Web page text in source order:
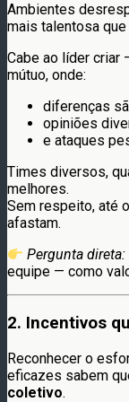
Ambientes
mais talentosa que
Cabe ao líder
mútuo, onde:
diferenças
opiniões
e ataques
Times diversos,
melhores.
Sem respeito, até
afastam.
Pergunta direta:
equipe — como
2. Incentivos
Reconhecer o
eficazes sabem
coletivo.